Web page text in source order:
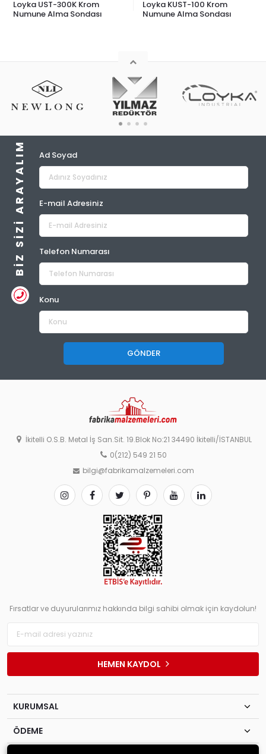
300K Krom
Alma Sondası
Loyka KUST-100 Krom
Numune Alma Sondası
Loyka
Numune
BIZ SIZI ARAYALIM Ad Soyad
E-mail Adresiniz
Telefon Numarası
Konu
GÖNDER
İkitelli O.S.B. Metal İş San.Sit. 19.Blok No:21 34490 İkitelli/İSTANBUL
0(212) 549 21 50
bilgi@fabrikamalzemeleri.com
Fırsatlar ve duyurularımız hakkında bilgi sahibi olmak için kaydolun!
HEMEN KAYDOL
KURUMSAL
ÖDEME